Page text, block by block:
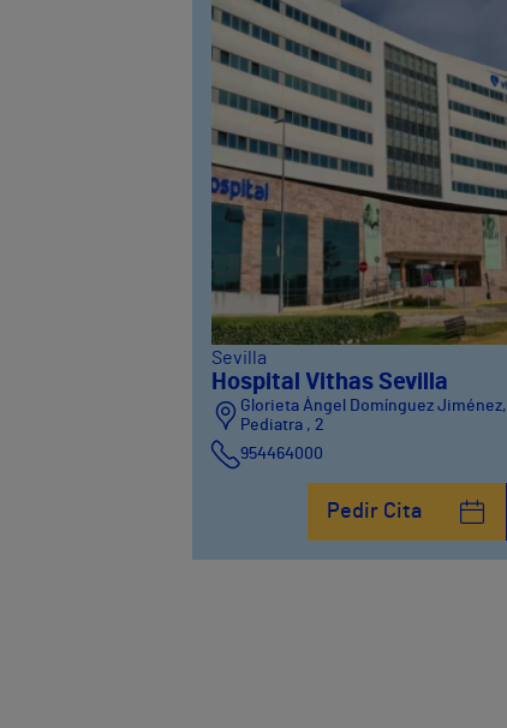
Sevilla
Hospital Vithas Sevilla
Glorieta Ángel Domínguez Jiménez,
Pediatra , 2
954464000
Pedir Cita